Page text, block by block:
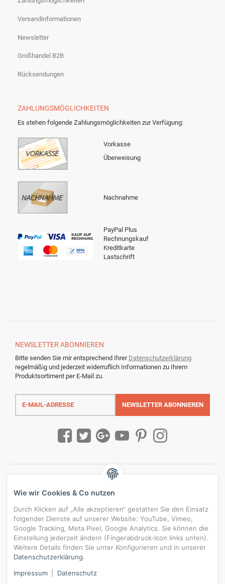
Versandinformationen
Newsletter
Großhandel B2B
Rücksendungen
ZAHLUNGSMÖGLICHKEITEN
Es stehen folgende Zahlungsmöglichkeiten zur Verfügung:
Vorkasse
Überweisung
Nachnahme
PayPal Plus
Rechnungskauf
Kreditkarte
Lastschrift
NEWSLETTER ABONNIEREN
Bitte senden Sie mir entsprechend Ihrer Datenschutzerklärung
regelmäßig und jederzeit widerruflich Informationen zu Ihrem
Produktsortiment per E-Mail zu.
E-
Mail-
NEWSLETTER ABONNIEREN
Alle Preise inkl. gesetzlicher USt., zzgl.
Datenschutz-Einstellungen
Wie wir Cookies & Co nutzen
Durch Klicken auf „Alle akzeptieren“ gestatten Sie den Einsatz
folgender Dienste auf unserer Website: YouTube, Vimeo,
Google Tracking, Meta Pixel, Google Analytics. Sie können die
Einstellung jederzeit ändern (Fingerabdruck-Icon links unten).
Weitere Details finden Sie unter Konfigurieren und in unserer
Datenschutzerklärung.
Impressum
Datenschutz